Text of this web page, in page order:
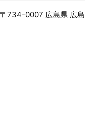
〒734-0007 広島県 広